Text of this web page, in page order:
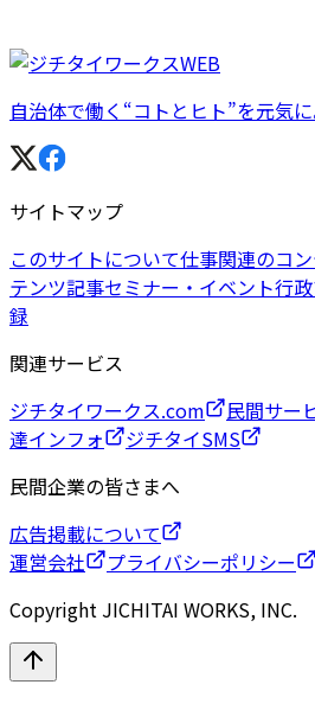
自治体で働く“コトとヒト”を元気に
サイトマップ
このサイトについて仕事関連のコ
テンツ記事セミナー・イベント行
録
関連サービス
ジチタイワークス.com
民間サー
達インフォ
ジチタイSMS
民間企業の皆さまへ
広告掲載について
運営会社
プライバシーポリシー
Copyright JICHITAI WORKS, INC.